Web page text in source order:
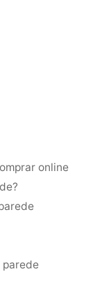
online
parede